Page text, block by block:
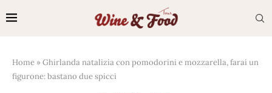
Home »Ghirlanda natalizia con pomodorini e mozzarella, farai un
figurone: bastano due spicci